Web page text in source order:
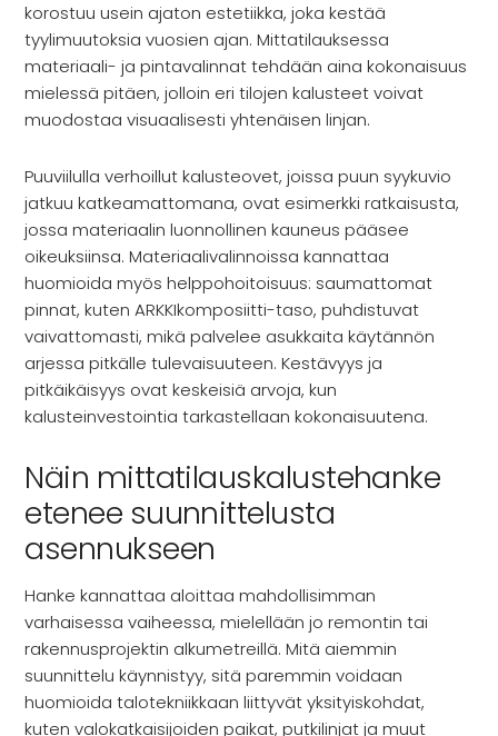
korostuu usein ajaton estetiikka, joka kestää
tyylimuutoksia vuosien ajan. Mittatilauksessa
materiaali- ja pintavalinnat tehdään aina kokonaisuus
mielessä pitäen, jolloin eri tilojen kalusteet voivat
muodostaa visuaalisesti yhtenäisen linjan.
Puuviilulla verhoillut kalusteovet, joissa puun syykuvio
jatkuu katkeamattomana, ovat esimerkki ratkaisusta,
jossa materiaalin luonnollinen kauneus pääsee
oikeuksiinsa. Materiaalivalinnoissa kannattaa
huomioida myös helppohoitoisuus: saumattomat
pinnat, kuten ARKKIkomposiitti-taso, puhdistuvat
vaivattomasti, mikä palvelee asukkaita käytännön
arjessa pitkälle tulevaisuuteen. Kestävyys ja
pitkäikäisyys ovat keskeisiä arvoja, kun
kalusteinvestointia tarkastellaan kokonaisuutena.
Näin mittatilauskalustehanke
etenee suunnittelusta
asennukseen
Hanke kannattaa aloittaa mahdollisimman
varhaisessa vaiheessa, mielellään jo remontin tai
rakennusprojektin alkumetreillä. Mitä aiemmin
suunnittelu käynnistyy, sitä paremmin voidaan
huomioida talotekniikkaan liittyvät yksityiskohdat,
kuten valokatkaisijoiden paikat, putkilinjat ja muut